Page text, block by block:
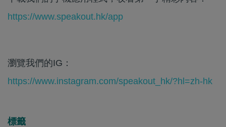
https://www.speakout.hk/app
瀏覽我們的IG：
https://www.instagram.com/speakout_hk/?hl=zh-hk
標籤